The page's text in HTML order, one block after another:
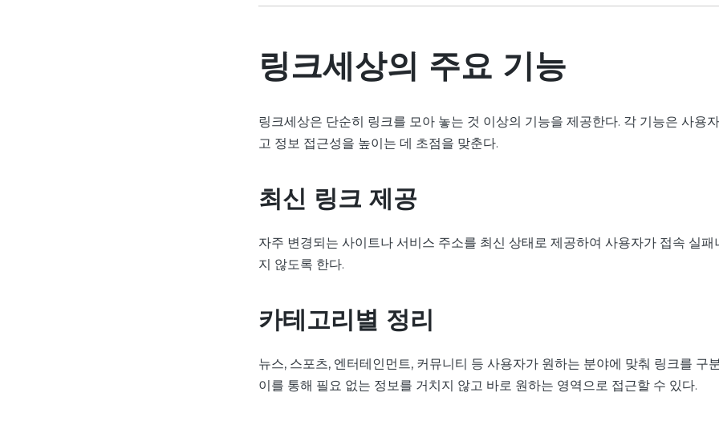
링크세상의 주요 기능
링크세상은 단순히 링크를 모아 놓는 것 이상의 기능을 제공한다. 각 기능은 사용
고 정보 접근성을 높이는 데 초점을 맞춘다.
최신 링크 제공
자주 변경되는 사이트나 서비스 주소를 최신 상태로 제공하여 사용자가 접속 실
지 않도록 한다.
카테고리별 정리
뉴스, 스포츠, 엔터테인먼트, 커뮤니티 등 사용자가 원하는 분야에 맞춰 링크를 구
이를 통해 필요 없는 정보를 거치지 않고 바로 원하는 영역으로 접근할 수 있다.